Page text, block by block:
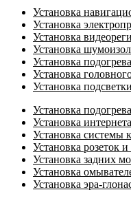
Установка
Установка
Установка
Установка
Установка
Установка
Установка
Установка
Установка
Установка системы
Установка розеток
Установка задних
Установка
Установка эра-